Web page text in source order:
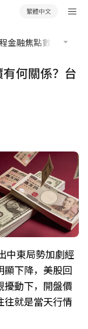
繁體中文
金融焦點數據報告
何關係？台
中東局勢加劇經
顯下降，美股回
擾動下，開盤價
就是當天行情